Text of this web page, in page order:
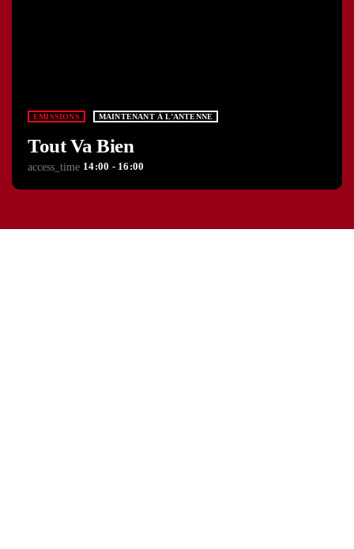
EMISSIONS MAINTENANT À L’ANTENNE
Tout Va Bien
access_time 14:00 - 16:00